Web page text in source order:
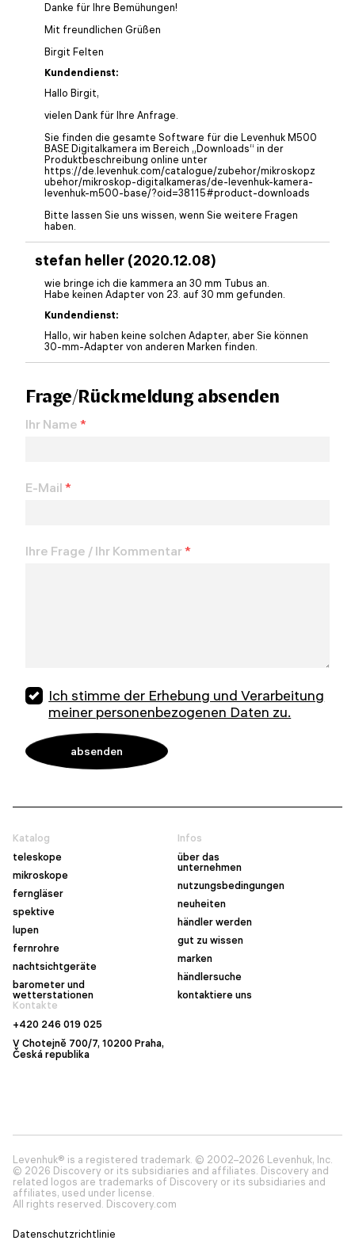
Danke für Ihre Bemühungen!
Mit freundlichen Grüßen
Birgit Felten
Kundendienst:
Hallo Birgit,
vielen Dank für Ihre Anfrage.
Sie finden die gesamte Software für die Levenhuk M500
BASE Digitalkamera im Bereich „Downloads“ in der
Produktbeschreibung online unter
https://de.levenhuk.com/catalogue/zubehor/mikroskopz
ubehor/mikroskop-digitalkameras/de-levenhuk-kamera-
levenhuk-m500-base/?oid=38115#product-downloads
Bitte lassen Sie uns wissen, wenn Sie weitere Fragen
haben.
stefan heller (2020.12.08)
wie bringe ich die kammera an 30 mm Tubus an.
Habe keinen Adapter von 23. auf 30 mm gefunden.
Kundendienst:
Hallo, wir haben keine solchen Adapter, aber Sie können
30-mm-Adapter von anderen Marken finden.
Frage/Rückmeldung absenden
Ihr Name *
E-Mail *
Ihre Frage / Ihr Kommentar*
Ich stimme der Erhebung und Verarbeitung
meiner personenbezogenen Daten zu.
Katalog
teleskope
mikroskope
ferngläser
spektive
lupen
fernrohre
nachtsichtgeräte
barometer und
wetterstationen
Infos
über das
unternehmen
nutzungsbedingungen
neuheiten
händler werden
gut zu wissen
marken
händlersuche
kontaktiere uns
Kontakte
+420 246 019 025
V Chotejně 700/7, 10200 Praha,
Česká republika
Levenhuk® is a registered trademark. © 2002–2026 Levenhuk, Inc.
© 2026 Discovery or its subsidiaries and affiliates. Discovery and
related logos are trademarks of Discovery or its subsidiaries and
affiliates, used under license.
All rights reserved. Discovery.com
Datenschutzrichtlinie